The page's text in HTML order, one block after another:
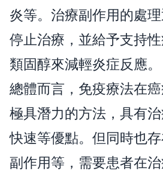
炎等。治療副作用的處
停止治療，並給予支持
類固醇來減輕炎症反應。
總體而言，免疫療法在
極具潛力的方法，具有
快速等優點。但同時也
副作用等，需要患者在